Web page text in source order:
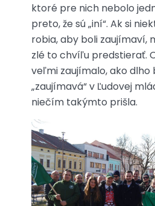
ktoré pre nich nebolo
preto, že sú „iní“. Ak si
robia, aby boli zaujímaví,
zlé to chvíľu predstierať.
veľmi zaujímalo, ako dlho
„zaujímavá“ v Ľudovej
niečím takýmto prišla.